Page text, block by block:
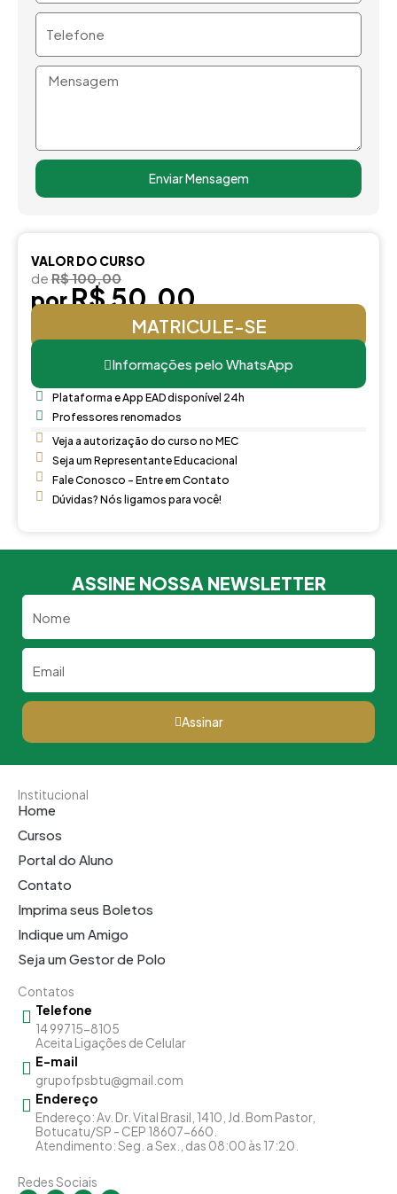
Mensagem
Enviar Mensagem
VALOR DO CURSO
de R$ 100,00
porR$ 50,00
MATRICULE-SE
Informações pelo WhatsApp
Plataforma e App EAD disponível 24h
Professores renomados
Veja a autorização do curso no MEC
Seja um Representante Educacional
Fale Conosco - Entre em Contato
Dúvidas? Nós ligamos para você!
ASSINE NOSSA NEWSLETTER
Assinar
Institucional
Home
Cursos
Portal do Aluno
Contato
Imprima seus Boletos
Indique um Amigo
Seja um Gestor de Polo
Contatos
Telefone
14 99715-8105
Aceita Ligações de Celular
E-mail
grupofpsbtu@gmail.com
Endereço
Endereço: Av. Dr. Vital Brasil, 1410, Jd. Bom Pastor,
Botucatu/SP - CEP 18607-660.
Atendimento: Seg. a Sex., das 08:00 às 17:20.
Redes Sociais